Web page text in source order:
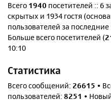
Всего 1940 посетителей :: 6
скрытых и 1934 гостя
пользователей за
Больше всего посетителей (
10:10
Статистика
Всего сообщений: 26615 •
пользователей: 8251 •